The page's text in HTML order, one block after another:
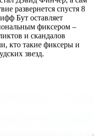
развернется спустя 8
Бут оставляет
фиксером –
и скандалов
кто такие фиксеры и
звезд.